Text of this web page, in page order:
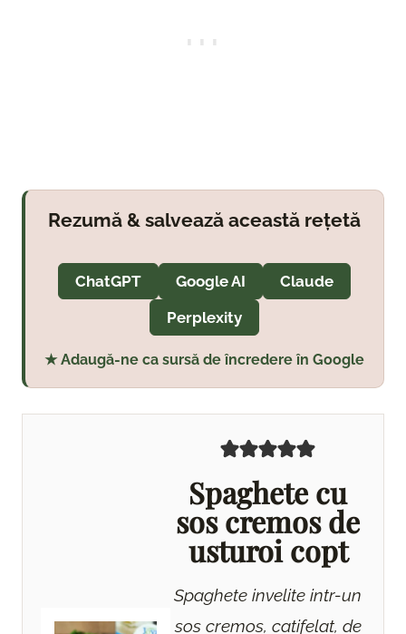
Rezumă & salvează această rețetă
ChatGPT Google AI
Claude
Perplexity
★ Adaugă-ne ca sursă de încredere în Google
Spaghete cu
sos cremos de
usturoi copt
Spaghete invelite intr-un
sos cremos, catifelat, de